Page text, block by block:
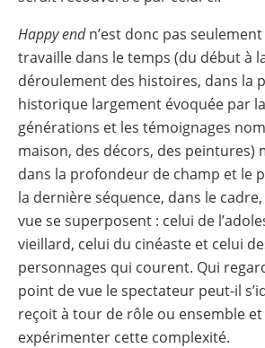
Happy endn’est donc pas
travaille dans le temps (du début à
déroulement des histoires, dans la
historique largement évoquée par
générations et les témoignages
maison, des décors, des peintures)
dans la profondeur de champ et le
la dernière séquence, dans le
vue se superposent : celui de
vieillard, celui du cinéaste et celui
personnages qui courent. Qui
point de vue le spectateur peut-il
reçoit à tour de rôle ou ensemble
expérimenter cette complexité.